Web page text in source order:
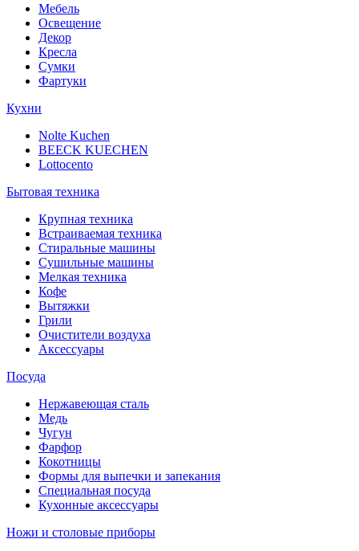
Мебель
Освещение
Декор
Кресла
Сумки
Фартуки
Кухни
Nolte Kuchen
BEECK KUECHEN
Lottocento
Бытовая техника
Крупная техника
Встраиваемая техника
Стиральные машины
Сушильные машины
Мелкая техника
Кофе
Вытяжки
Грили
Очистители воздуха
Аксессуары
Посуда
Нержавеющая сталь
Медь
Чугун
Фарфор
Кокотницы
Формы для выпечки и запекания
Специальная посуда
Кухонные аксессуары
Ножи и столовые приборы